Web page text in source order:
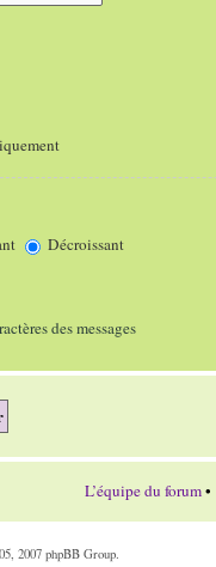
Décroissant
des messages
L’équipe du forum•
2007 phpBB Group.